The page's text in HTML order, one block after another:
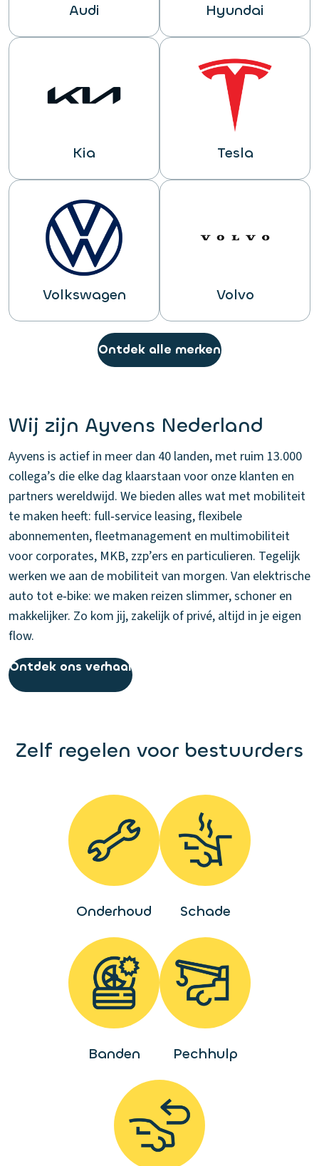
Audi Hyundai
Kia Tesla
Volkswagen Volvo
Ontdek alle merken
Wij zijn Ayvens Nederland
Ayvens is actief in meer dan 40 landen, met ruim 13.000
collega’s die elke dag klaarstaan voor onze klanten en
partners wereldwijd. We bieden alles wat met mobiliteit
te maken heeft: full‑service leasing, flexibele
abonnementen, fleetmanagement en multimobiliteit
voor corporates, MKB, zzp’ers en particulieren. Tegelijk
werken we aan de mobiliteit van morgen. Van elektrische
auto tot e‑bike: we maken reizen slimmer, schoner en
makkelijker. Zo kom jij, zakelijk of privé, altijd in je eigen
flow.
Ontdek ons verhaal
Zelf regelen voor bestuurders
Onderhoud Schade
Banden Pechhulp